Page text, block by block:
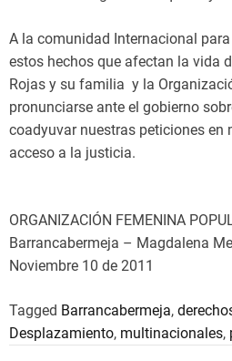
A la comunidad Internacional
estos hechos que afectan la vida
Rojas y su familia y la
pronunciarse ante el gobierno
coadyuvar nuestras peticiones en
acceso a la justicia.
ORGANIZACIÓN FEMENINA
Barrancabermeja – Magdalena
Noviembre 10 de 2011
Tagged Barrancabermeja,
Desplazamiento, multinacionales,